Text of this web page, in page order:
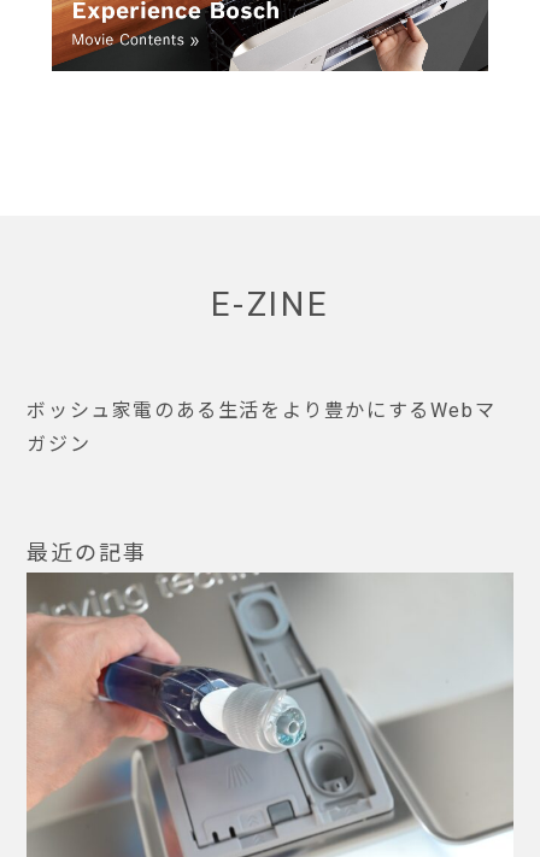
E-ZINE
ボッシュ家電のある生活をより豊かにするWebマ
ガジン
最近の記事